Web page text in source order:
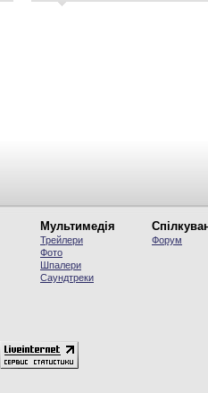
Мультимедія
Трейлери
Фото
Шпалери
Саундтреки
Форум